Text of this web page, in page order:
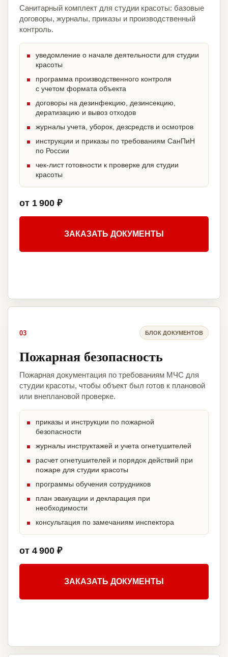
Санитарный комплект для студии красоты: базовые
договоры, журналы, приказы и производственный
контроль.
уведомление о начале деятельности для студии
красоты
программа производственного контроля
с учетом формата объекта
договоры на дезинфекцию, дезинсекцию,
дератизацию и вывоз отходов
журналы учета, уборок, дезсредств и осмотров
инструкции и приказы по требованиям СанПиН
по России
чек-лист готовности к проверке для студии
красоты
от 1 900 ₽
ЗАКАЗАТЬ ДОКУМЕНТЫ
03 БЛОК ДОКУМЕНТОВ
Пожарная безопасность
Пожарная документация по требованиям МЧС для
студии красоты, чтобы объект был готов к плановой
или внеплановой проверке.
приказы и инструкции по пожарной
безопасности
журналы инструктажей и учета огнетушителей
расчет огнетушителей и порядок действий при
пожаре для студии красоты
программы обучения сотрудников
план эвакуации и декларация при
необходимости
консультация по замечаниям инспектора
от 4 900 ₽
ЗАКАЗАТЬ ДОКУМЕНТЫ